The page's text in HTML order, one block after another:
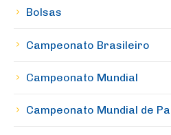
Bolsas
Campeonato Brasileiro
Campeonato Mundial
Campeonato Mundial de